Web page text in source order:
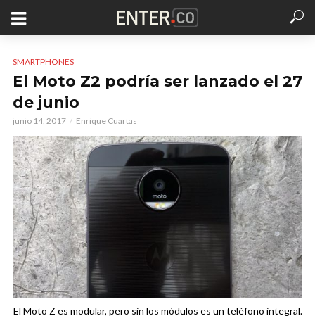
SMARTPHONES
El Moto Z2 podría ser lanzado el 27
de junio
junio 14, 2017 Enrique Cuartas
El Moto Z es modular, pero sin los módulos es un teléfono integral.